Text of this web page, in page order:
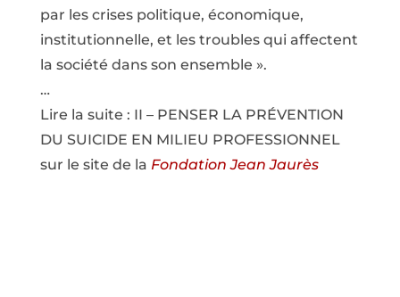
par les crises politique, économique,
institutionnelle, et les troubles qui affectent
la société dans son ensemble ».
…
Lire la suite : II – PENSER LA PRÉVENTION
DU SUICIDE EN MILIEU PROFESSIONNEL
sur le site de la Fondation Jean Jaurès